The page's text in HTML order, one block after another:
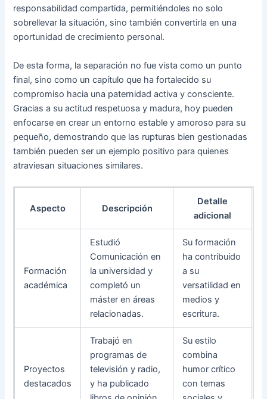
responsabilidad compartida, permitiéndoles no solo
sobrellevar la situación, sino también convertirla en una
oportunidad de crecimiento personal.
De esta forma, la separación no fue vista como un punto
final, sino como un capítulo que ha fortalecido su
compromiso hacia una paternidad activa y consciente.
Gracias a su actitud respetuosa y madura, hoy pueden
enfocarse en crear un entorno estable y amoroso para su
pequeño, demostrando que las rupturas bien gestionadas
también pueden ser un ejemplo positivo para quienes
atraviesan situaciones similares.
Aspecto Descripción
Detalle
adicional
Formación
académica
Estudió
Comunicación en
la universidad y
completó un
máster en áreas
relacionadas.
Su formación
ha contribuido
a su
versatilidad en
medios y
escritura.
Proyectos
destacados
Trabajó en
programas de
televisión y radio,
y ha publicado
Su estilo
combina
humor crítico
con temas